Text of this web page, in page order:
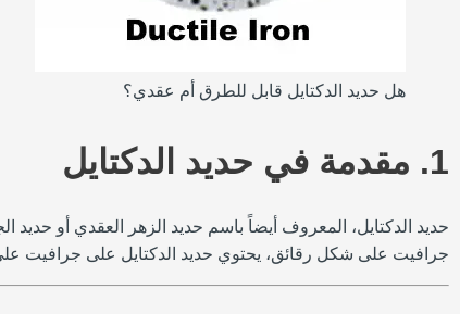
هل حديد الدكتايل قابل للطرق أم عقدي؟
1. مقدمة في حديد الدكتايل
حديد الدكتايل، المعروف أيضاً باسم حديد الزهر العقدي أو
جرافيت على شكل رقائق، يحتوي حديد الدكتايل على جرافيت